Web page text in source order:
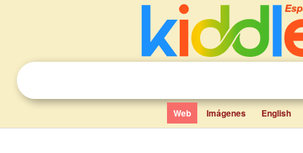
Web Imágenes English